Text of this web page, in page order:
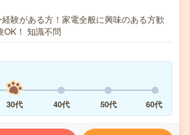
験がある方！家電全般に興味のある方歓
OK！ 知識不問
30代 40代 50代 60代